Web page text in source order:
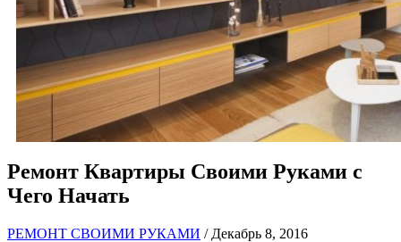
Ремонт Квартиры Своими Руками с
Чего Начать
РЕМОНТ СВОИМИ РУКАМИ / Декабрь 8, 2016